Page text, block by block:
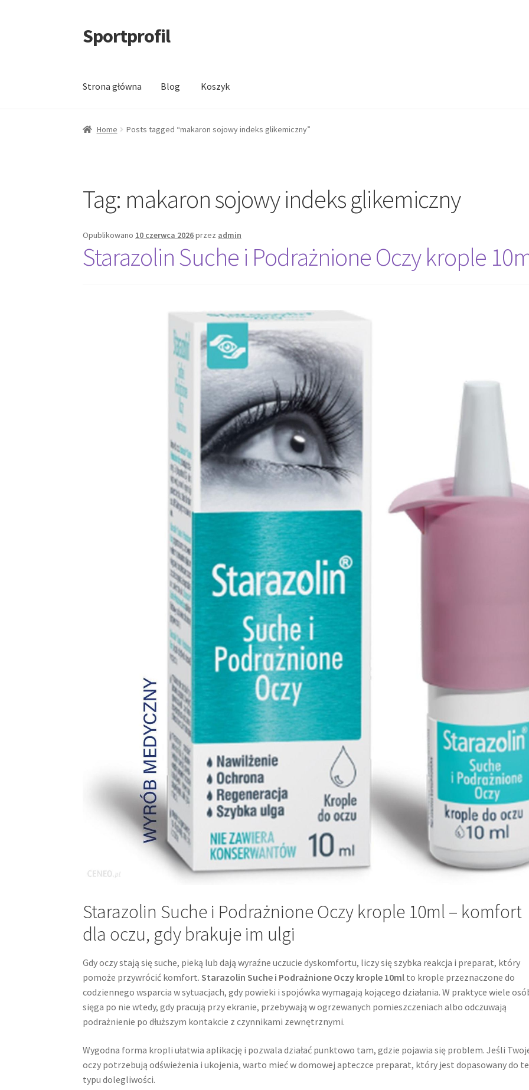
Przejdź
do
Przejdź
do
Sportprofil
Strona główna Blog Koszyk
Strona główna Blog Koszyk
Home Posts tagged “makaron sojowy indeks glikemiczny”
Tag: makaron sojowy indeks glikemiczny
Opublikowano 10 czerwca 2026przez admin
Starazolin Suche i Podrażnione Oczy krople
Starazolin Suche i Podrażnione Oczy krople 10ml – komfort
dla oczu, gdy brakuje im ulgi
Gdy oczy stają się suche, pieką lub dają wyraźne uczucie dyskomfortu, liczy się szybka reakcja i preparat, który
pomoże przywrócić komfort.Starazolin Suche i Podrażnione Oczy krople 10ml to krople przeznaczone do
codziennego wsparcia w sytuacjach, gdy powieki i spojówka wymagają kojącego działania. W praktyce wiele
sięga po nie wtedy, gdy pracują przy ekranie, przebywają w ogrzewanych pomieszczeniach albo odczuwają
podrażnienie po dłuższym kontakcie z czynnikami zewnętrznymi.
Wygodna forma kropli ułatwia aplikację i pozwala działać punktowo tam, gdzie pojawia się problem. Jeśli
oczy potrzebują odświeżenia i ukojenia, warto mieć w domowej apteczce preparat, który jest dopasowany do
typu dolegliwości.